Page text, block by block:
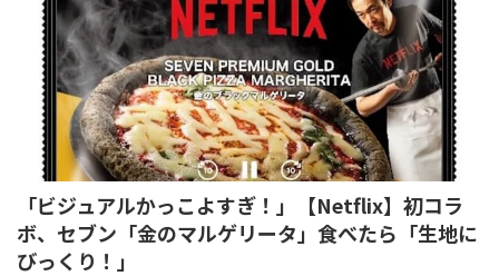
「ビジュアルかっこよすぎ！」【Netflix】初コラ
ボ、セブン「金のマルゲリータ」食べたら「生地に
びっくり！」